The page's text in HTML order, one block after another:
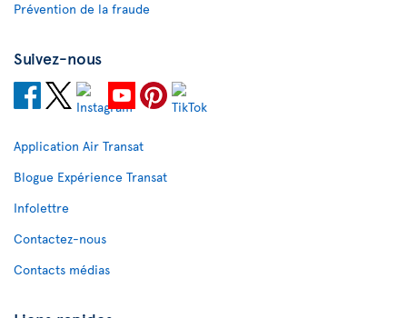
Prévention de la fraude
Suivez-nous
Application Air Transat
Blogue Expérience Transat
Infolettre
Contactez-nous
Contacts médias